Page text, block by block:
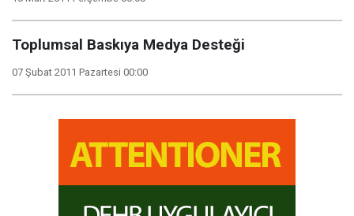
Toplumsal Baskıya Medya Desteği
07 Şubat 2011 Pazartesi 00:00